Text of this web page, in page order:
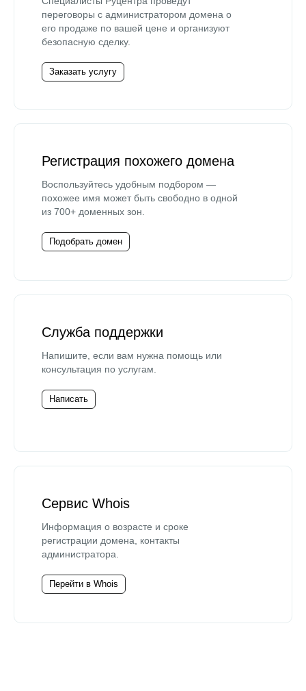
переговоры с администратором домена о
его продаже по вашей цене и организуют
безопасную сделку.
Заказать услугу
Регистрация похожего домена
Воспользуйтесь удобным подбором —
похожее имя может быть свободно в одной
из 700+ доменных зон.
Подобрать домен
Служба поддержки
Напишите, если вам нужна помощь или
консультация по услугам.
Написать
Сервис Whois
Информация о возрасте и сроке
регистрации домена, контакты
администратора.
Перейти в Whois